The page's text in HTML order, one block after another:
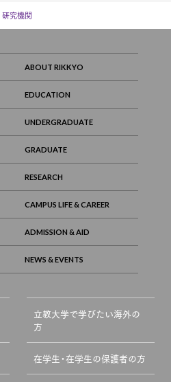
研究機関
立教大学で学びたい海外の
方
在学生・在学生の保護者の方